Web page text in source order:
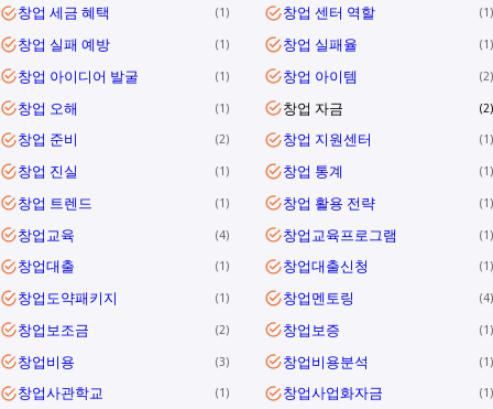
창업 세금 혜택 1 창업 센터 역할 1
창업 실패 예방 1 창업 실패율 1
창업 아이디어 발굴 1 창업 아이템 2
창업 오해 1 창업 자금 2
창업 준비 2 창업 지원센터 1
창업 진실 1 창업 통계 1
창업 트렌드 1 창업 활용 전략 1
창업교육 4 창업교육프로그램 1
창업대출 1 창업대출신청 1
창업도약패키지 1 창업멘토링 4
창업보조금 2 창업보증 1
창업비용 3 창업비용분석 1
창업사관학교 1 창업사업화자금 1